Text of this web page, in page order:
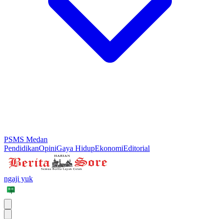
PSMS Medan
PendidikanOpiniGaya HidupEkonomiEditorial
ngaji yuk